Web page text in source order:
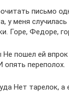
письмо
у меня
Горе, Федоре,
пошел ей
опять переполох.
Нет тарелок,